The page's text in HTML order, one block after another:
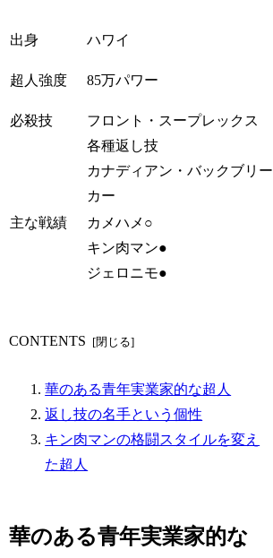
出身 ハワイ
超人強度 85万パワー
必殺技
フロント・スープレックス
各種返し技
カナディアン・バックブリー
カー
主な戦績
カメハメ○
キン肉マン●
ジェロニモ●
CONTENTS
華のある青年実業家的な超人
返し技の名手という個性
キン肉マンの格闘スタイルを変え
た超人
華のある青年実業家的な